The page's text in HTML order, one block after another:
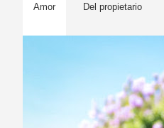
Amor Del propietario